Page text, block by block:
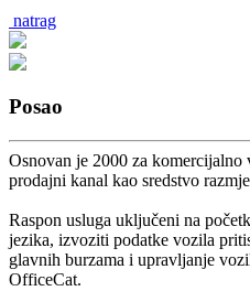
natrag
Posao
Osnovan je 2000 za
prodajni kanal kao sredstvo
Raspon usluga uključeni na
jezika, izvoziti podatke vozila
glavnih burzama i upravljanje
OfficeCat.